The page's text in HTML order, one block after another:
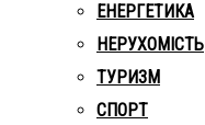
ЕНЕРГЕТИКА
НЕРУХОМІСТЬ
ТУРИЗМ
СПОРТ